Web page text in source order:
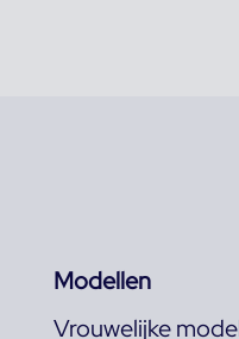
Modellen
Vrouwelijke